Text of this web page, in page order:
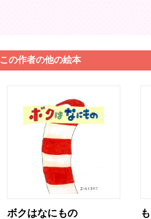
この作者の他の絵本
ボクはなにもの